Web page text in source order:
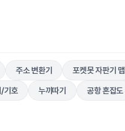
주소 변환기 포켓못 자판기 맵
기호 누끼따기 공항 혼잡도